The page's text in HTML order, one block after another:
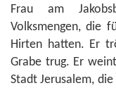
Frau am
Volksmengen, die
Hirten hatten. Er
Grabe trug. Er
Stadt Jerusalem,